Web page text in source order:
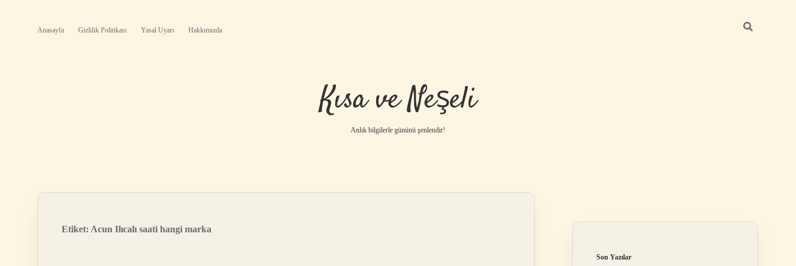
Anasayfa Gizlilik Politikası Yasal Uyarı Hakkımızda
Kısa ve Neşeli
Anlık bilgilerle gününü şenlendir!
Etiket: Acun Ilıcalı saati hangi marka
Son Yazılar